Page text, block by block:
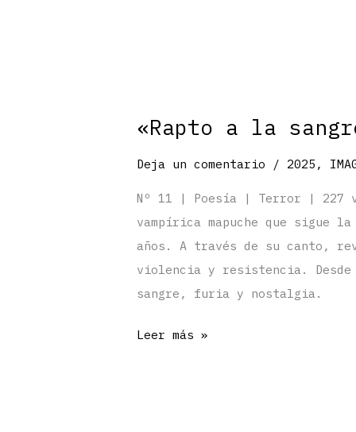
«Rapto a la
Deja un comentario / 2025 ,
Nº 11 | Poesía | Terror | 227
vampírica mapuche que sigue
años. A través de su canto,
violencia y resistencia. Desde
sangre, furia y nostalgia.
«Rapto
Leer más »